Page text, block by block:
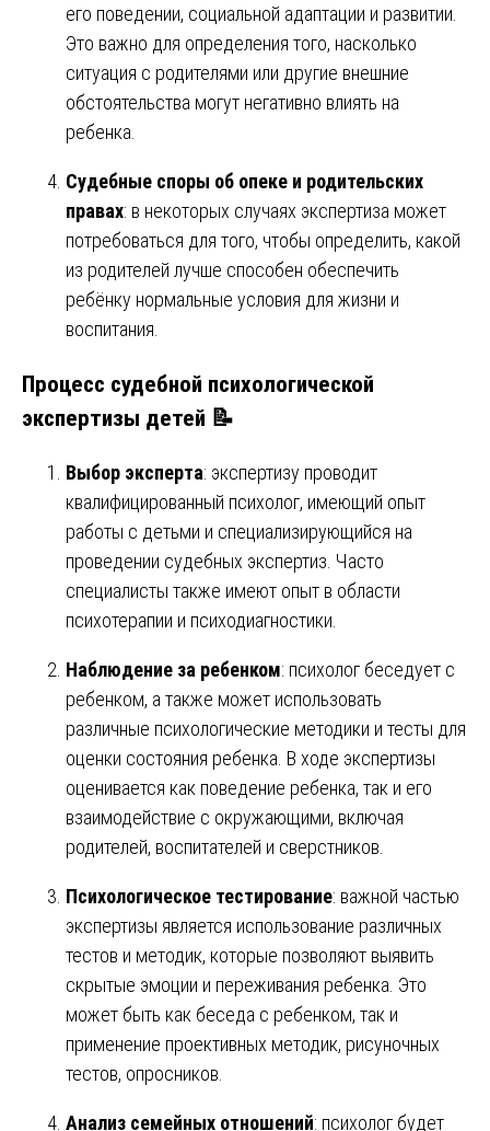
его поведении, социальной адаптации и развитии.
Это важно для определения того, насколько
ситуация с родителями или другие внешние
обстоятельства могут негативно влиять на
ребенка.
Судебные споры об опеке и родительских
правах: в некоторых случаях экспертиза может
потребоваться для того, чтобы определить, какой
из родителей лучше способен обеспечить
ребёнку нормальные условия для жизни и
воспитания.
Процесс судебной психологической
экспертизы детей 📝
Выбор эксперта: экспертизу проводит
квалифицированный психолог, имеющий опыт
работы с детьми и специализирующийся на
проведении судебных экспертиз. Часто
специалисты также имеют опыт в области
психотерапии и психодиагностики.
Наблюдение за ребенком: психолог беседует с
ребенком, а также может использовать
различные психологические методики и тесты для
оценки состояния ребенка. В ходе экспертизы
оценивается как поведение ребенка, так и его
взаимодействие с окружающими, включая
родителей, воспитателей и сверстников.
Психологическое тестирование: важной частью
экспертизы является использование различных
тестов и методик, которые позволяют выявить
скрытые эмоции и переживания ребенка. Это
может быть как беседа с ребенком, так и
применение проективных методик, рисуночных
тестов, опросников.
Анализ семейных отношений: психолог будет